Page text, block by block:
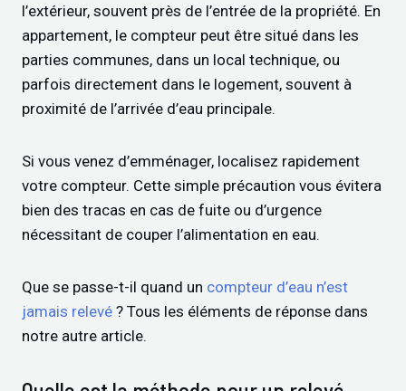
l’extérieur, souvent près de l’entrée de la propriété. En
appartement, le compteur peut être situé dans les
parties communes, dans un local technique, ou
parfois directement dans le logement, souvent à
proximité de l’arrivée d’eau principale.
Si vous venez d’emménager, localisez rapidement
votre compteur. Cette simple précaution vous évitera
bien des tracas en cas de fuite ou d’urgence
nécessitant de couper l’alimentation en eau.
Que se passe-t-il quand un compteur d’eau n’est
jamais relevé ? Tous les éléments de réponse dans
notre autre article.